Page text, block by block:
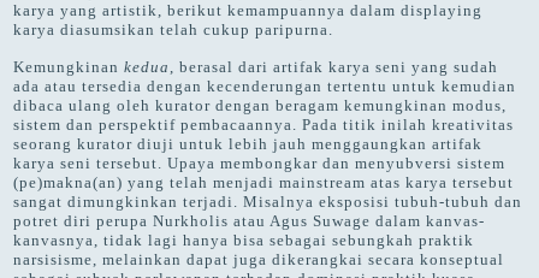
karya yang artistik, berikut kemampuannya dalam displaying
karya diasumsikan telah cukup paripurna.
Kemungkinan kedua, berasal dari artifak karya seni yang sudah
ada atau tersedia dengan kecenderungan tertentu untuk kemudian
dibaca ulang oleh kurator dengan beragam kemungkinan modus,
sistem dan perspektif pembacaannya. Pada titik inilah kreativitas
seorang kurator diuji untuk lebih jauh menggaungkan artifak
karya seni tersebut. Upaya membongkar dan menyubversi sistem
(pe)makna(an) yang telah menjadi mainstream atas karya tersebut
sangat dimungkinkan terjadi. Misalnya eksposisi tubuh-tubuh dan
potret diri perupa Nurkholis atau Agus Suwage dalam kanvas-
kanvasnya, tidak lagi hanya bisa sebagai sebungkah praktik
narsisisme, melainkan dapat juga dikerangkai secara konseptual